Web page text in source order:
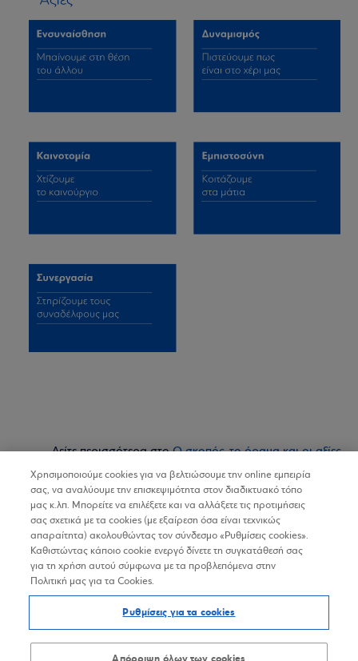
Δείτε περισσότερα στοΟ σκοπός, το όραμα και οι αξίες
Χρησιμοποιούμε cookies για να βελτιώσουμε την online εμπειρία
σας, να αναλύουμε την επισκεψιμότητα στον διαδικτυακό τόπο
μας κ.λπ. Μπορείτε να επιλέξετε και να αλλάξετε τις προτιμήσεις
σας σχετικά με τα cookies (με εξαίρεση όσα είναι τεχνικώς
απαραίτητα) ακολουθώντας τον σύνδεσμο «Ρυθμίσεις cookies».
Καθιστώντας κάποιο cookie ενεργό δίνετε τη συγκατάθεσή σας
για τη χρήση αυτού σύμφωνα με τα προβλεπόμενα στην
Πολιτική μας για τα Cookies.
Ρυθμίσεις για τα cookies